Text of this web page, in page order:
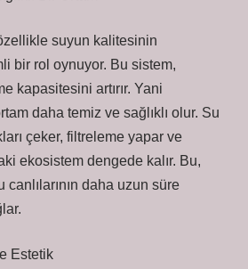
suyun kalitesinin
bir rol oynuyor. Bu sistem,
kapasitesini artırır. Yani
daha temiz ve sağlıklı olur. Su
çeker, filtreleme yapar ve
ekosistem dengede kalır. Bu,
canlılarının daha uzun süre
Estetik